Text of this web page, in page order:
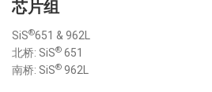
芯片组
SiS®651 & 962L
北桥: SiS® 651
南桥: SiS® 962L